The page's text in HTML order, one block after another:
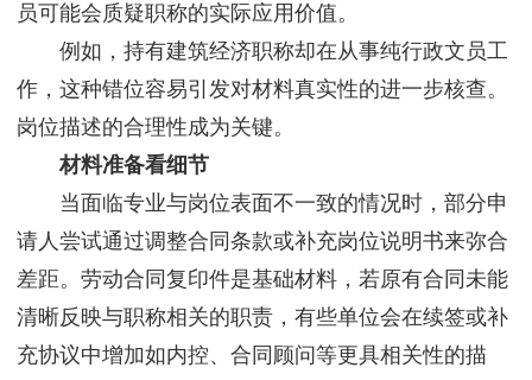
员可能会质疑职称的实际应用价值。
例如，持有建筑经济职称却在从事纯行政文员工
作，这种错位容易引发对材料真实性的进一步核查。
岗位描述的合理性成为关键。
材料准备看细节
当面临专业与岗位表面不一致的情况时，部分申
请人尝试通过调整合同条款或补充岗位说明书来弥合
差距。劳动合同复印件是基础材料，若原有合同未能
清晰反映与职称相关的职责，有些单位会在续签或补
充协议中增加如内控、合同顾问等更具相关性的描